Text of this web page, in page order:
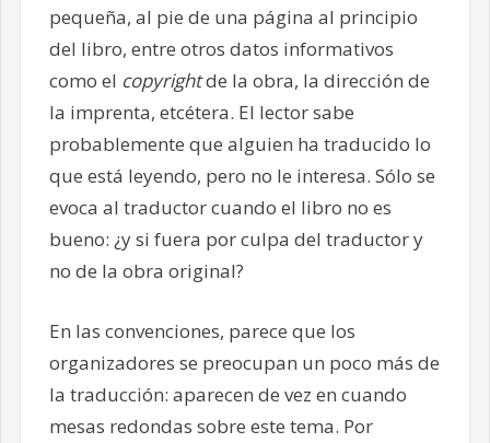
pequeña, al pie de una página al principio
del libro, entre otros datos informativos
como el copyrightde la obra, la dirección de
la imprenta, etcétera. El lector sabe
probablemente que alguien ha traducido lo
que está leyendo, pero no le interesa. Sólo se
evoca al traductor cuando el libro no es
bueno: ¿y si fuera por culpa del traductor y
no de la obra original?
En las convenciones, parece que los
organizadores se preocupan un poco más de
la traducción: aparecen de vez en cuando
mesas redondas sobre este tema. Por